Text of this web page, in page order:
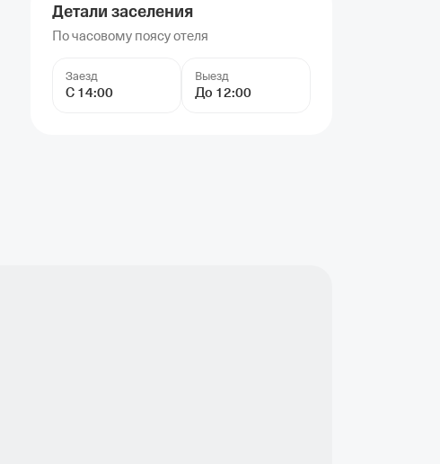
Детали заселения
По часовому поясу отеля
Заезд
С 14:00
Выезд
До 12:00